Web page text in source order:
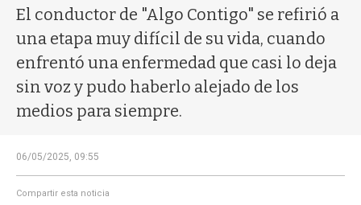
El conductor de "Algo Contigo" se refirió a
una etapa muy difícil de su vida, cuando
enfrentó una enfermedad que casi lo deja
sin voz y pudo haberlo alejado de los
medios para siempre.
06/05/2025, 09:55
Compartir esta noticia